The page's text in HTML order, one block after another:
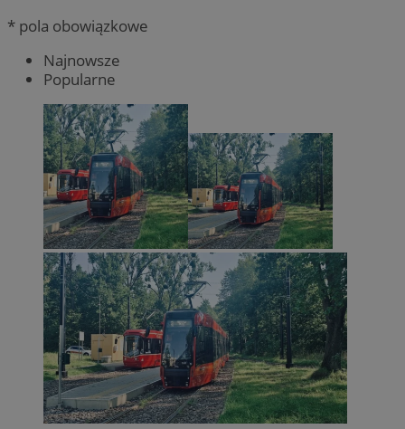
* pola obowiązkowe
Najnowsze
Popularne